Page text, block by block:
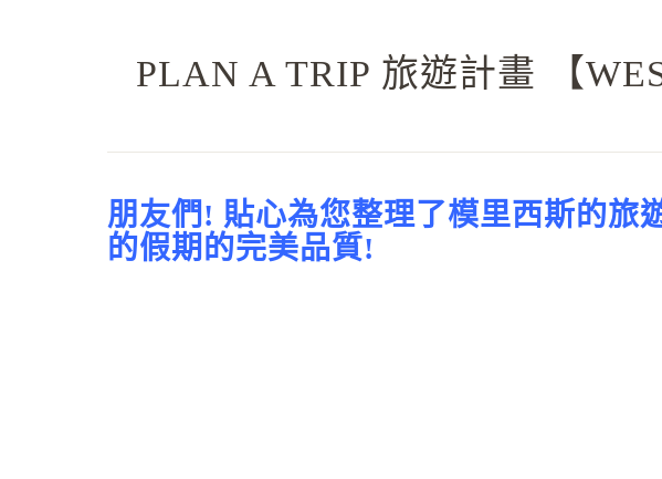
PLAN A TRIP 旅遊計畫 【
朋友們! 貼心為您整理了模里西斯的旅
的假期的完美品質!